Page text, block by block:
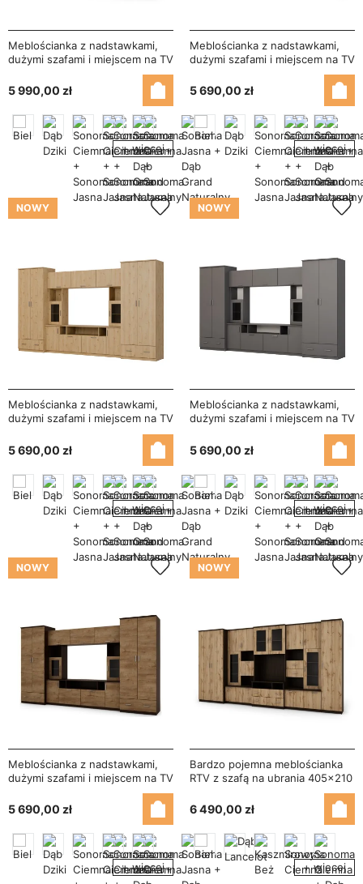
Meblościanka z nadstawkami,
dużymi szafami i miejscem na TV
370×210 cm Wiśnia Porto –
TAJGA
5 990,00 zł
+ więcej
Meblościanka z nadstawkami,
dużymi szafami i miejscem na TV
370×210 cm Biel Arktyczna –
TAJGA
5 690,00 zł
+ więcej
NOWY
Meblościanka z nadstawkami,
dużymi szafami i miejscem na TV
370×210 cm Dąb Dziki – TAJGA
5 690,00 zł
+ więcej
NOWY
Meblościanka z nadstawkami,
dużymi szafami i miejscem na TV
TAJGA
5 690,00 zł
+ więcej
NOWY
Meblościanka z nadstawkami,
dużymi szafami i miejscem na TV
370×210 cm Sonoma Ciemna /
Dąb Lefkas – TAJGA
5 690,00 zł
+ więcej
NOWY
Bardzo pojemna meblościanka
RTV z szafą na ubrania 405×210
cm Sonoma Ciemna / Dąb Wotan
– LENA
6 490,00 zł
+ więcej